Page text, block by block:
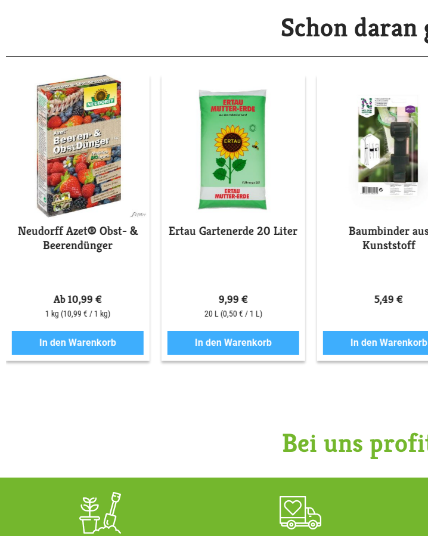
Schon daran
Neudorff Azet® Obst- &
Beerendünger
Ab 10,99 €
1 kg (10,99 € / 1 kg)
In den Warenkorb
Ertau Gartenerde 20 Liter
9,99 €
20 L (0,50 € / 1 L)
In den Warenkorb
Baumbinder
Kunststoff
5,49 €
In den Warenkorb
Bei uns